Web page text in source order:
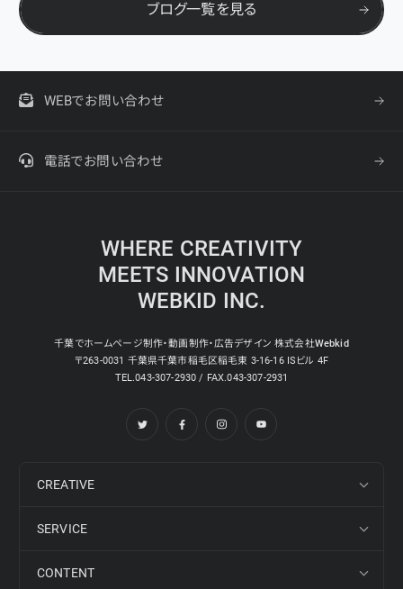
ブログ一覧を見る
WEBでお問い合わせ
電話でお問い合わせ
WHERE CREATIVITY
MEETS INNOVATION
WEBKID INC.
千葉でホームページ制作・動画制作・広告デザイン 株式会社Webkid
〒263-0031 千葉県千葉市稲毛区稲毛東 3-16-16 ISビル 4F
TEL.043-307-2930 / FAX.043-307-2931
CREATIVE
SERVICE
CONTENT